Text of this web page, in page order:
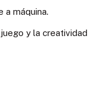
a máquina.
y la creatividad